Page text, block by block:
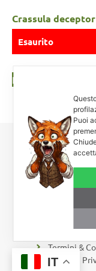
Crassula deceptor
Esaurito
Leggi tutto
Piante grasse,
25080 Manerba
Termini &
IT
Puoi